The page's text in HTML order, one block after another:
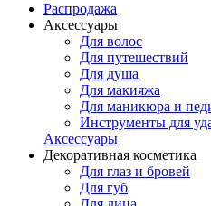
Распродажа
Аксессуары
Для волос
Для путешествий
Для душа
Для макияжа
Для маникюра и
Инструменты для
Аксессуары
Декоративная косметика
Для глаз и бровей
Для губ